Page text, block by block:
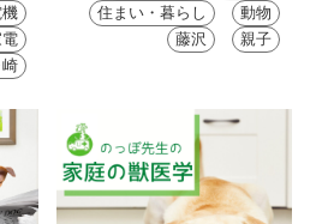
住まい・暮らし
動物
藤沢
親子